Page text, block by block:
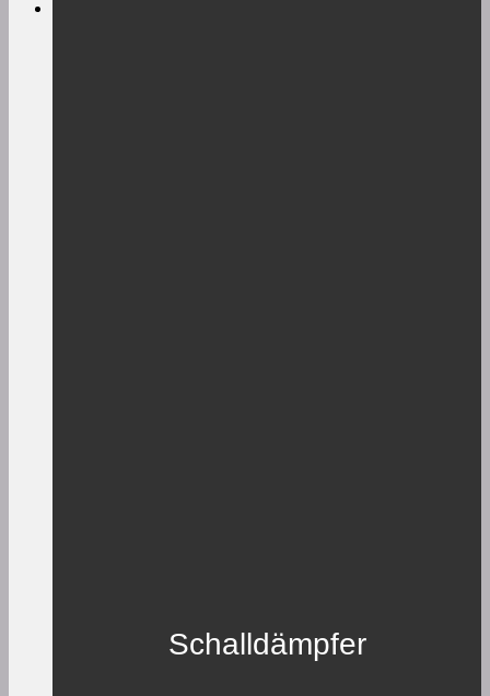
Schalldämpfer